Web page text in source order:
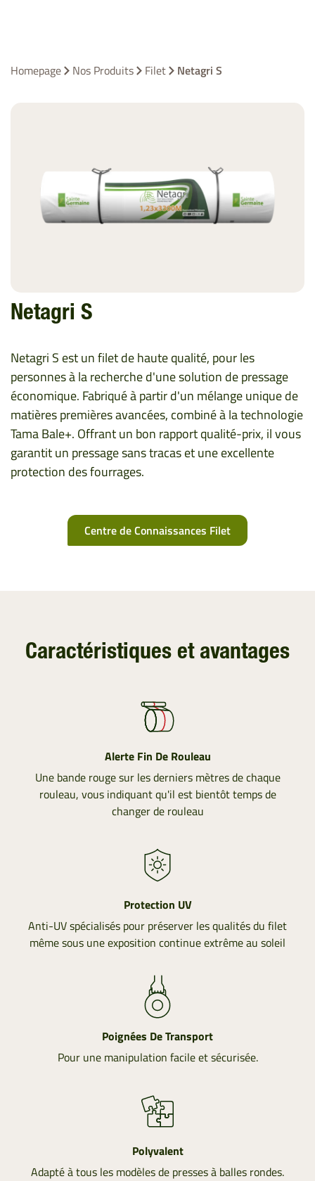
Homepage Nos Produits Filet Netagri S
Netagri S
Netagri S est un filet de haute qualité, pour les
personnes à la recherche d'une solution de pressage
économique. Fabriqué à partir d'un mélange unique de
matières premières avancées, combiné à la technologie
Tama Bale+. Offrant un bon rapport qualité-prix, il vous
garantit un pressage sans tracas et une excellente
protection des fourrages.
Centre de Connaissances Filet
Caractéristiques et avantages
Alerte Fin De Rouleau
Une bande rouge sur les derniers mètres de chaque
rouleau, vous indiquant qu'il est bientôt temps de
changer de rouleau
Protection UV
Anti-UV spécialisés pour préserver les qualités du filet
même sous une exposition continue extrême au soleil
Poignées De Transport
Pour une manipulation facile et sécurisée.
Polyvalent
Adapté à tous les modèles de presses à balles rondes.